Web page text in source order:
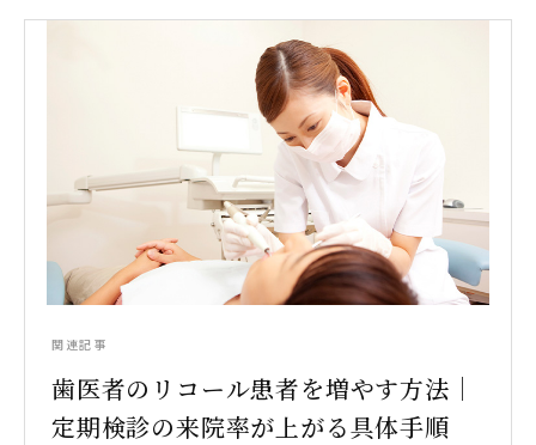
関連記事
歯医者のリコール患者を増やす方法｜
定期検診の来院率が上がる具体手順